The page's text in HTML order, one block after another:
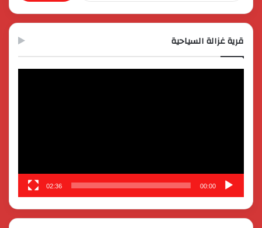
قرية غزالة السياحية
00:00
02:36